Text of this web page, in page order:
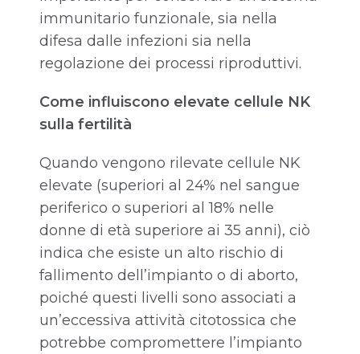
immunitario funzionale, sia nella
difesa dalle infezioni sia nella
regolazione dei processi riproduttivi.
Come influiscono elevate cellule NK
sulla fertilità
Quando vengono rilevate cellule NK
elevate (superiori al 24% nel sangue
periferico o superiori al 18% nelle
donne di età superiore ai 35 anni), ciò
indica che esiste un alto rischio di
fallimento dell’impianto o di aborto,
poiché questi livelli sono associati a
un’eccessiva attività citotossica che
potrebbe compromettere l’impianto